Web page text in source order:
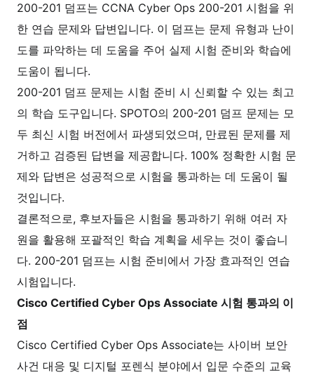
200-201 덤프는 CCNA Cyber Ops 200-201 시험을 위
한 연습 문제와 답변입니다. 이 덤프는 문제 유형과 난이
도를 파악하는 데 도움을 주어 실제 시험 준비와 학습에
도움이 됩니다.
200-201 덤프 문제는 시험 준비 시 신뢰할 수 있는 최고
의 학습 도구입니다. SPOTO의 200-201 덤프 문제는 모
두 최신 시험 버전에서 파생되었으며, 만료된 문제를 제
거하고 검증된 답변을 제공합니다. 100% 정확한 시험 문
제와 답변은 성공적으로 시험을 통과하는 데 도움이 될
것입니다.
결론적으로, 후보자들은 시험을 통과하기 위해 여러 자
원을 활용해 포괄적인 학습 계획을 세우는 것이 좋습니
다. 200-201 덤프는 시험 준비에서 가장 효과적인 연습
시험입니다.
Cisco Certified Cyber Ops Associate 시험 통과의 이
점
Cisco Certified Cyber Ops Associate는 사이버 보안
사건 대응 및 디지털 포렌식 분야에서 입문 수준의 교육